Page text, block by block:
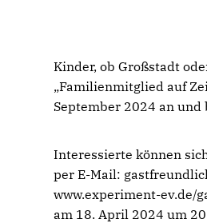
Kinder, ob Großstadt
Familienmitglied auf
September 2024 an
Interessierte können
per E-Mail:
www.experiment-ev.de/
am 18. April 2024 um